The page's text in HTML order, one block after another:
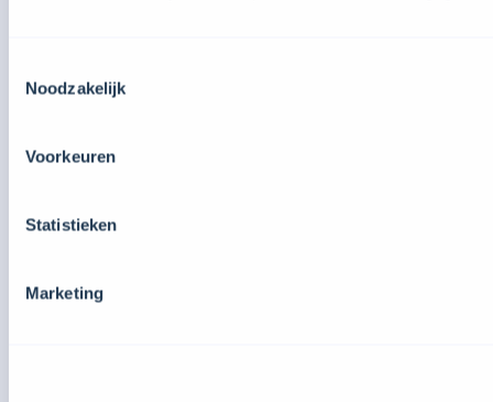
Noodzakelijk
Voorkeuren
Statistieken
Marketing